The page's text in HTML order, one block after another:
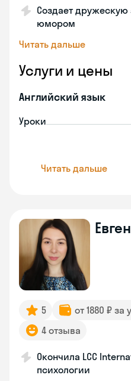
Создает дружескую
юмором
Читать дальше
Услуги и цены
Английский язык
Уроки
Читать дальше
5 от 1880 ₽ за
4 отзыва
Окончила LCC
психологии